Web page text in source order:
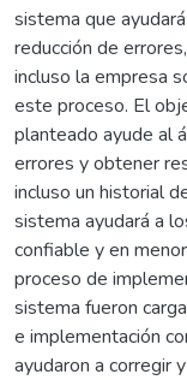
sistema que
reducción de
incluso la empresa
este proceso. El
planteado ayude al
errores y obtener
incluso un historial
sistema ayudará a
confiable y en
proceso de
sistema fueron
e implementación
ayudaron a corregir